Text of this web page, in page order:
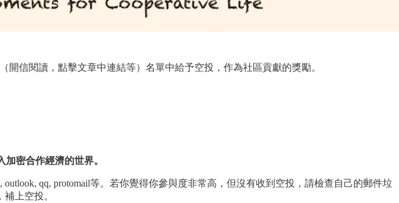
開信閱讀，點擊文章中連結等）名單中給予空投，作為社區貢獻的獎勵。
密合作經濟的世界。
qq, protomail等。若你覺得你參與度非常高，但沒有收到空投，請檢查自己的郵件垃
上空投。